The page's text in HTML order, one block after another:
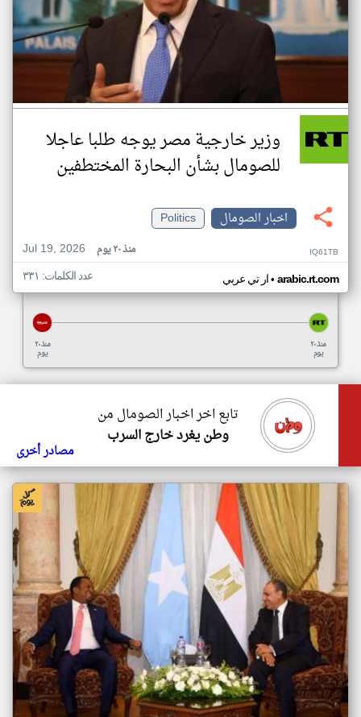
وزير خارجية مصر يوجه طلبا عاجلا
للصومال بشأن البحارة المختطفين
اخبار الصومال
Politics
Jul 19, 2026
منذ ٢٠ يوم IQ61TB
ار تي عربي• arabic.rt.com عدد الكلمات: ٣٣١
منذ ٢٠
يوم
منذ ٢٠
يوم
تابع اخر اخبار الصومال من
وطن يغرد خارج السرب
مصادر أخرى